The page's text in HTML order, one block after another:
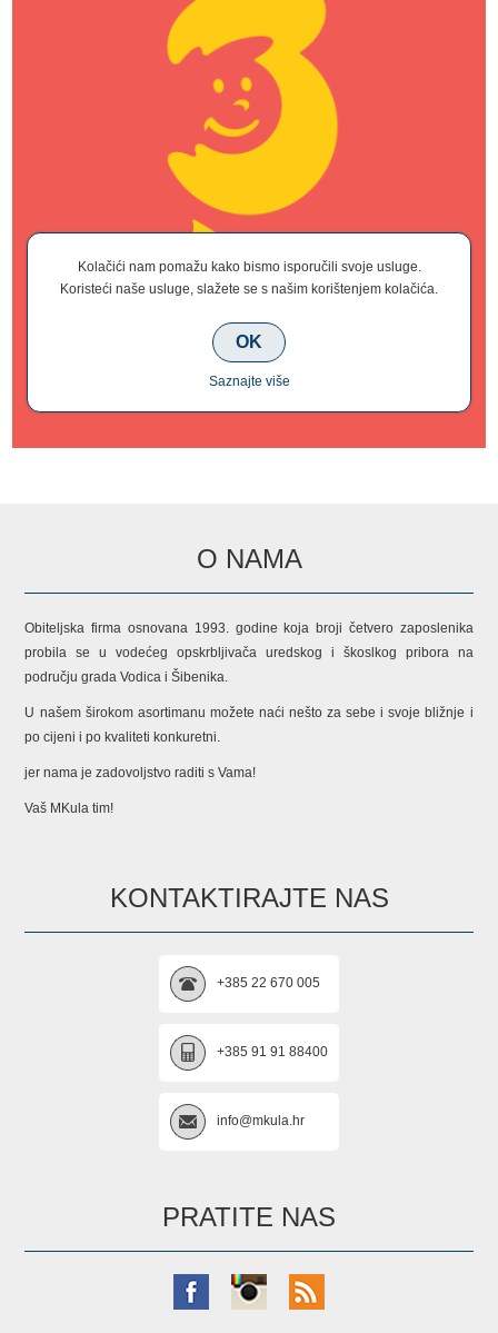
O NAMA
Obiteljska firma osnovana 1993. godine koja broji četvero zaposlenika
probila se u vodećeg opskrbljivača uredskog i škoslkog pribora na
području grada Vodica i Šibenika.
U našem širokom asortimanu možete naći nešto za sebe i svoje bližnje i
po cijeni i po kvaliteti konkuretni.
jer nama je zadovoljstvo raditi s Vama!
Vaš MKula tim!
KONTAKTIRAJTE NAS
+385 22 670 005
+385 91 91 88400
info@mkula.hr
PRATITE NAS
Kolačići nam pomažu kako bismo isporučili svoje usluge.
Koristeći naše usluge, slažete se s našim korištenjem kolačića.
OK
Saznajte više